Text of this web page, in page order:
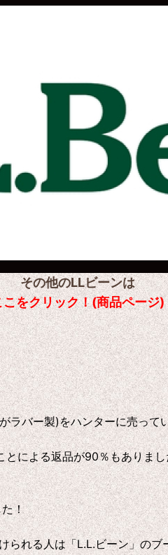
その他のLLビーンは
こをクリック！(商品ページ)
ラバー製)をハンターに売って
による返品が90％もありま
！
れる人は「L.L.ビーン」の